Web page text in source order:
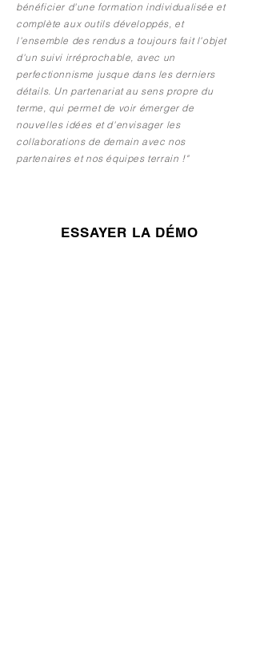
bénéficier d'une formation individualisée et
complète aux outils développés, et
l'ensemble des rendus a toujours fait l'objet
d'un suivi irréprochable, avec un
perfectionnisme jusque dans les derniers
détails. Un partenariat au sens propre du
terme, qui permet de voir émerger de
nouvelles idées et d'envisager les
collaborations de demain avec nos
partenaires et nos équipes terrain !"
ESSAYER LA DÉMO